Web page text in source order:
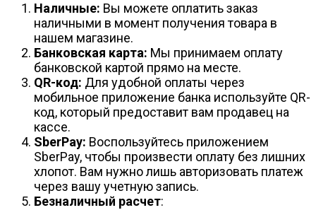
Наличные: Вы можете оплатить заказ
наличными в момент получения товара в
нашем магазине.
Банковская карта: Мы принимаем оплату
банковской картой прямо на месте.
QR-код: Для удобной оплаты через
мобильное приложение банка используйте QR-
код, который предоставит вам продавец на
кассе.
SberPay: Воспользуйтесь приложением
SberPay, чтобы произвести оплату без лишних
хлопот. Вам нужно лишь авторизовать платеж
через вашу учетную запись.
Безналичный расчет: